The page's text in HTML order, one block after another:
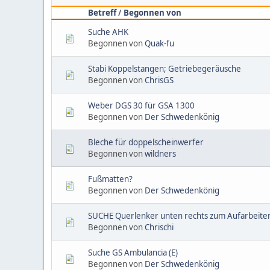
Betreff/ Begonnen von
Suche AHK
Begonnen vonQuak-fu
Stabi Koppelstangen; Getriebegeräusche
Begonnen vonChrisGS
Weber DGS 30 für GSA 1300
Begonnen von Der Schwedenkönig
Bleche für doppelscheinwerfer
Begonnen vonwildners
Fußmatten?
Begonnen von Der Schwedenkönig
SUCHE Querlenker unten rechts zum
Begonnen vonChrischi
Suche GS Ambulancia (E)
Begonnen von Der Schwedenkönig